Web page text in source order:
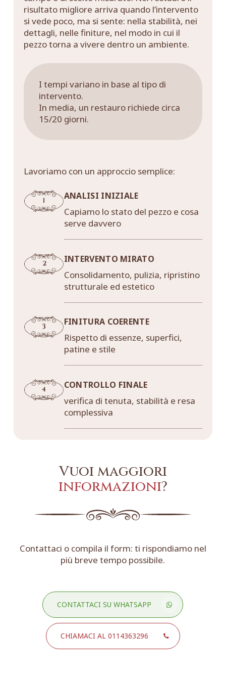
risultato migliore arriva quando l’intervento
si vede poco, ma si sente: nella stabilità, nei
dettagli, nelle finiture, nel modo in cui il
pezzo torna a vivere dentro un ambiente.
I tempi variano in base al tipo di
intervento.
In media, un restauro richiede circa
15/20 giorni.
Lavoriamo con un approccio semplice:
ANALISI INIZIALE
Capiamo lo stato del pezzo e cosa
serve davvero
INTERVENTO MIRATO
Consolidamento, pulizia, ripristino
strutturale ed estetico
FINITURA COERENTE
Rispetto di essenze, superfici,
patine e stile
CONTROLLO FINALE
verifica di tenuta, stabilità e resa
complessiva
Vuoi maggiori
informazioni?
Contattaci o compila il form: ti rispondiamo nel
più breve tempo possibile.
CONTATTACI SU WHATSAPP
CHIAMACI AL 0114363296